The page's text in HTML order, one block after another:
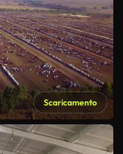
Scaricamento